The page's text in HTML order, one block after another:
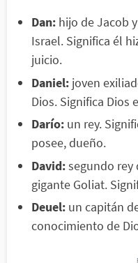
Dan: hijo de Jacob
Israel. Significa él
juicio.
Daniel: joven
Dios. Significa Dios
Darío: un rey.
posee, dueño.
David:segundo rey
gigante Goliat.
Deuel: un capitán
conocimiento de